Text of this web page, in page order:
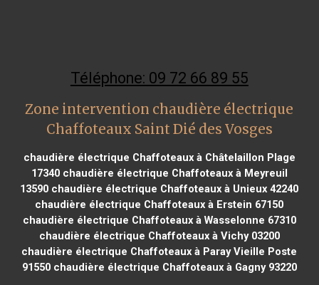
Téléphone: 09 72 66 89 55
Zone intervention chaudière électrique
Chaffoteaux Saint Dié des Vosges
chaudière électrique Chaffoteaux à Châtelaillon Plage
17340chaudière électrique Chaffoteaux à Meyreuil
13590 chaudière électrique Chaffoteaux à Unieux 42240
chaudière électrique Chaffoteaux à Erstein 67150
chaudière électrique Chaffoteaux à Wasselonne 67310
chaudière électrique Chaffoteaux à Vichy 03200
chaudière électrique Chaffoteaux à Paray Vieille Poste
91550chaudière électrique Chaffoteaux à Gagny 93220